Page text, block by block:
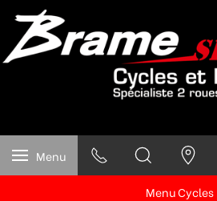
Menu
Menu Cycles